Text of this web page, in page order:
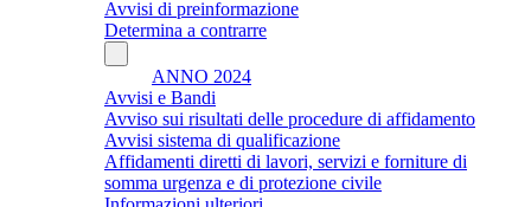
Avvisi di preinformazione
Determina a contrarre
ANNO 2024
Avvisi e Bandi
Avviso sui risultati delle procedure di affidamento
Avvisi sistema di qualificazione
Affidamenti diretti di lavori, servizi e forniture di
somma urgenza e di protezione civile